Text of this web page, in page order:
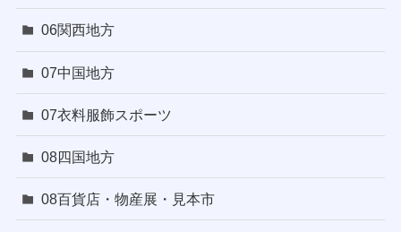
06関西地方
07中国地方
07衣料服飾スポーツ
08四国地方
08百貨店・物産展・見本市